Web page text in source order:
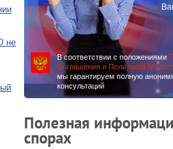
В соответствии с положениями
Соглашения и Политикой
мы гарантируем полную
консультаций
Полезная
спорах
не